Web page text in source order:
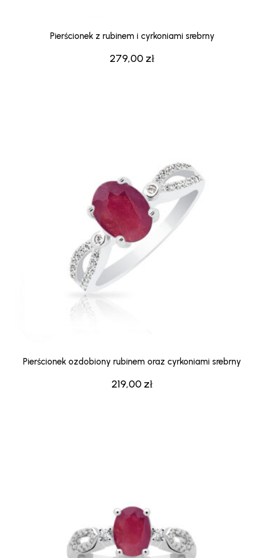
279,00 zł
Pierścionek z rubinem i cyrkoniami srebrny
219,00 zł
Pierścionek ozdobiony rubinem oraz cyrkoniami srebrny